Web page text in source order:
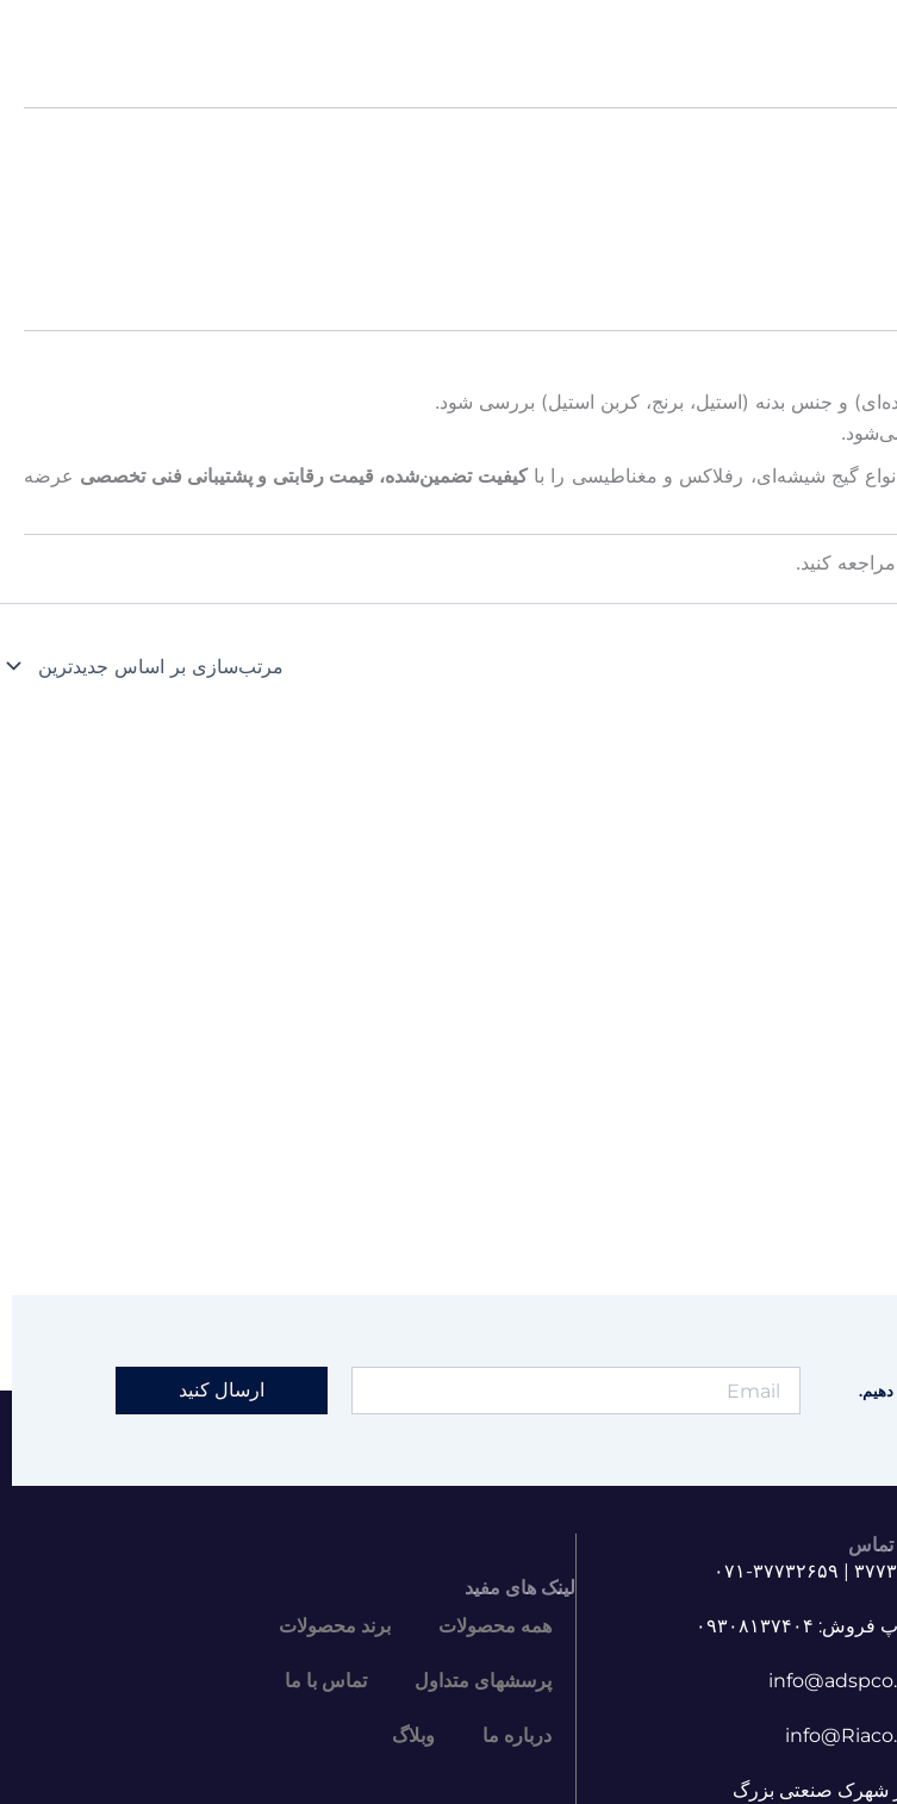
و جنس بدنه (استیل، برنج، کربن استیل) بررسی شود.
گیج شیشه‌ای، رفلاکس و مغناطیسی را باکیفیت تضمین‌شده، قیمت رقابتی و پشتیبانی فنی تخصصی عرضه
مراجعه کنید.
ارسال کنید
تماس
۳۷۷۳۲۶۵۹
۰۹۳۰۸۱۳۷۴۰۴
شهرک صنعتی بزرگ
لینک های مفید
همه محصولات
برند محصولات
پرسشهای متداول تماس با ما
درباره ما وبلاگ